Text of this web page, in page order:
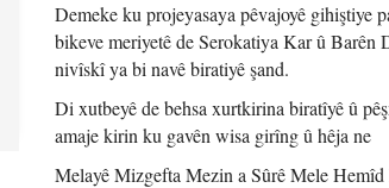
Demeke ku projeyasaya pêvajoyê gihiştiye
bikeve meriyetê de Serokatiya Kar û
nivîskî ya bi navê biratiyê şand.
Di xutbeyê de behsa xurtkirina biratîyê û
amaje kirin ku gavên wisa girîng û hêja ne
Melayê Mizgefta Mezin a Sûrê Mele